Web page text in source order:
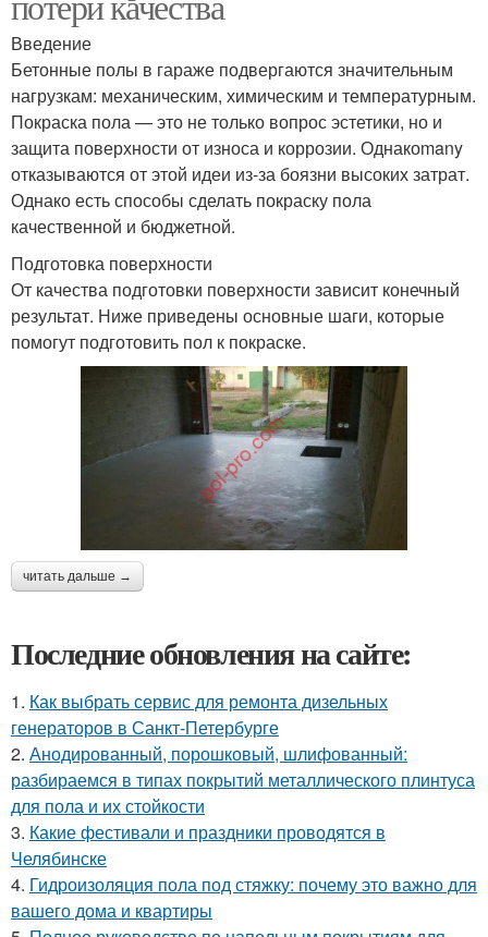
Введение
Бетонные полы в гараже подвергаются значительным
нагрузкам: механическим, химическим и температурным.
Покраска пола — это не только вопрос эстетики, но и
защита поверхности от износа и коррозии. Однакоmany
отказываются от этой идеи из-за боязни высоких затрат.
Однако есть способы сделать покраску пола
качественной и бюджетной.
Подготовка поверхности
От качества подготовки поверхности зависит конечный
результат. Ниже приведены основные шаги, которые
помогут подготовить пол к покраске.
читать дальше →
Последние обновления на сайте:
1. Как выбрать сервис для ремонта дизельных
генераторов в Санкт-Петербурге
2. Анодированный, порошковый, шлифованный:
разбираемся в типах покрытий металлического плинтуса
для пола и их стойкости
3. Какие фестивали и праздники проводятся в
Челябинске
4. Гидроизоляция пола под стяжку: почему это важно для
вашего дома и квартиры